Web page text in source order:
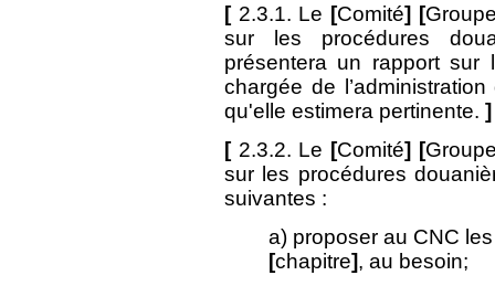
[ 2.3.1. Le [Comité] [
sur les procédures
présentera un rapport sur
chargée de
qu'elle estimera pertinente. ]
[ 2.3.2. Le [Comité] [
sur les procédures
suivantes :
a) proposer au CNC
[chapitre], au besoin;